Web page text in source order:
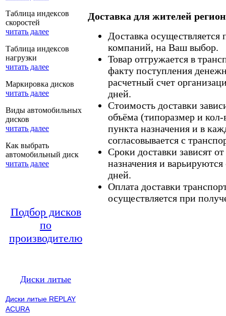
Таблица индексов
скоростей
читать далее
Таблица индексов
нагрузки
читать далее
Маркировка дисков
читать далее
Виды автомобильных
дисков
читать далее
Как выбрать
автомобильный диск
читать далее
Подбор дисков
по
производителю
Диски литые
Диски литые REPLAY
ACURA
Доставка для жителей
Доставка
компаний, на Ваш выбор.
Товар отгружается в
факту поступления
расчетный счет
дней.
Стоимость доставки
объёма (типоразмер и кол-
пункта назначения и в
согласовывается с
Сроки доставки зависят
назначения и
дней.
Оплата доставки
осуществляется при